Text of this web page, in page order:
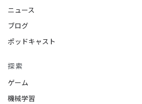
ニュース
ブログ
ポッドキャスト
探索
ゲーム
機械学習